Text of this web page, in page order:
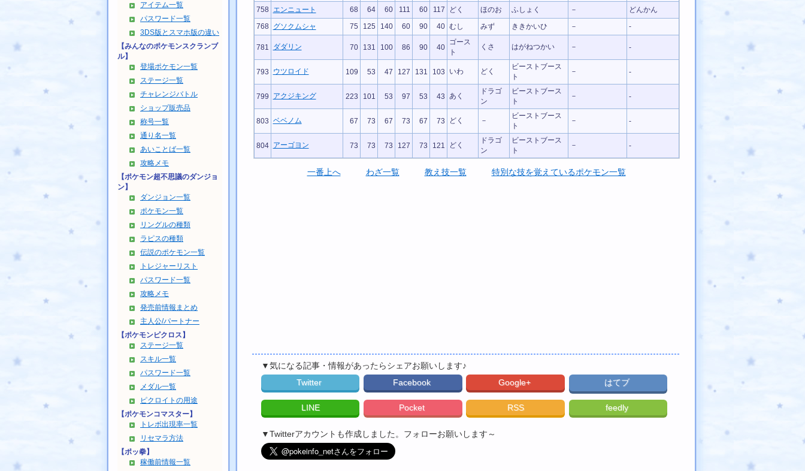
アイテム一覧
パスワード一覧
3DS版とスマホ版の違い
【みんなのポケモンスクランブ
ル】
登場ポケモン一覧
ステージ一覧
チャレンジバトル
ショップ販売品
称号一覧
通り名一覧
あいことば一覧
攻略メモ
【ポケモン超不思議のダンジョ
ン】
ダンジョン一覧
ポケモン一覧
リングルの種類
ラピスの種類
伝説のポケモン一覧
トレジャーリスト
パスワード一覧
攻略メモ
発売前情報まとめ
主人公/パートナー
【ポケモンピクロス】
ステージ一覧
スキル一覧
パスワード一覧
メダル一覧
ピクロイトの用途
【ポケモンコマスター】
トレボ出現率一覧
リセマラ方法
【ポッ拳】
稼働前情報一覧
758 エンニュート 68 64 60 111 60 117 どく ほのお ふしょく －
どんかん
768
グソクムシャ 75 125 140 60 90 40 むし みず ききかいひ － -
781 ダダリン 70 131 100 86 90 40
ゴース
ト
くさ はがねつかい － -
793 ウツロイド 109 53 47 127 131 103 いわ どく
ビーストブース
ト
－ -
799 アクジキング 223 101 53 97 53 43 あく
ドラゴ
ン
ビーストブース
ト
－ -
803 ベベノム 67 73 67 73 67 73 どく －
ビーストブース
ト
－ -
804 アーゴヨン 73 73 73 127 73 121 どく
ドラゴ
ン
ビーストブース
ト
－ -
一番上へ わざ一覧 教え技一覧 特別な技を覚えているポケモン一覧
▼気になる記事・情報があったらシェアお願いします♪
Twitter
Facebook Google+ はてブ
LINE Pocket RSS feedly
▼Twitterアカウントも作成しました。フォローお願いします～